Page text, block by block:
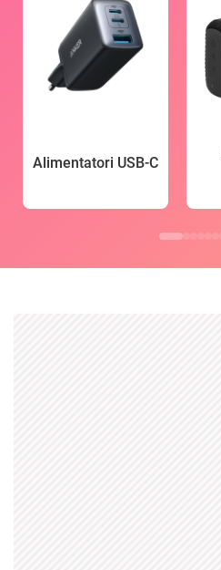
Alimentatori USB-C